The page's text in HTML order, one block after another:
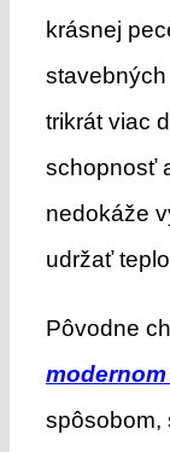
krásnej
trikrát viac
schopnosť
nedokáže
udržať
Pôvodne
spôsobom,